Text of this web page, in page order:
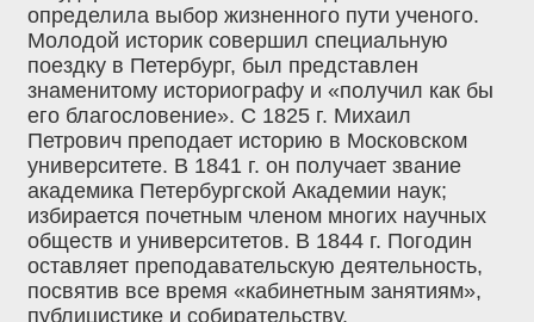
определила выбор жизненного пути ученого.
Молодой историк совершил специальную
поездку в Петербург, был представлен
знаменитому историографу и «получил как бы
его благословение». С 1825 г. Михаил
Петрович преподает историю в Московском
университете. В 1841 г. он получает звание
академика Петербургской Академии наук;
избирается почетным членом многих научных
обществ и университетов. В 1844 г. Погодин
оставляет преподавательскую деятельность,
посвятив все время «кабинетным занятиям»,
публицистике и собирательству.